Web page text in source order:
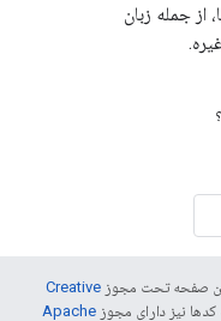
جمله زبان
صفحه تحت مجوز Creative
نیز دارای مجوز Apache